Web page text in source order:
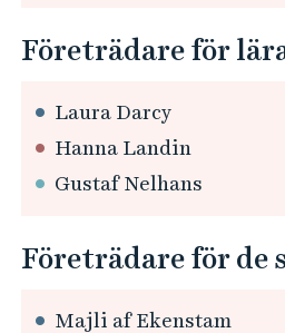
Företrädare för
Laura Darcy
Hanna Landin
Gustaf Nelhans
Företrädare för de
Majli af Ekenstam